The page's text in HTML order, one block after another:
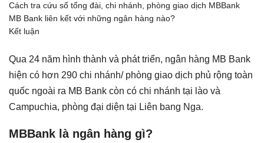
Cách tra cứu số tổng đài, chi nhánh, phòng giao dịch MBBank
MB Bank liên kết với những ngân hàng nào?
Kết luận
Qua 24 năm hình thành và phát triển, ngân hàng MB Bank
hiện có hơn 290 chi nhánh/ phòng giao dịch phủ rộng toàn
quốc ngoài ra MB Bank còn có chi nhánh tại lào và
Campuchia, phòng đại diện tại Liên bang Nga.
MBBank là ngân hàng gì?